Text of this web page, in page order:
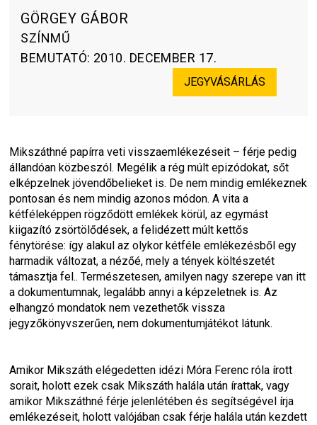
GÖRGEY GÁBOR
SZÍNMŰ
BEMUTATÓ: 2010. DECEMBER 17.
JEGYVÁSÁRLÁS
Mikszáthné papírra veti visszaemlékezéseit – férje pedig
állandóan közbeszól. Megélik a rég múlt epizódokat, sőt
elképzelnek jövendőbelieket is. De nem mindig emlékeznek
pontosan és nem mindig azonos módon. A vita a
kétféleképpen rögződött emlékek körül, az egymást
kiigazító zsörtölődések, a felidézett múlt kettős
fénytörése: így alakul az olykor kétféle emlékezésből egy
harmadik változat, a nézőé, mely a tények költészetét
támasztja fel.. Természetesen, amilyen nagy szerepe van itt
a dokumentumnak, legalább annyi a képzeletnek is. Az
elhangzó mondatok nem vezethetők vissza
jegyzőkönyvszerűen, nem dokumentumjátékot látunk.
Amikor Mikszáth elégedetten idézi Móra Ferenc róla írott
sorait, holott ezek csak Mikszáth halála után írattak, vagy
amikor Mikszáthné férje jelenlétében és segítségével írja
emlékezéseit, holott valójában csak férje halála után kezdett